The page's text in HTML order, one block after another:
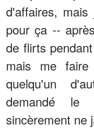
d'affaires,
pour ça --
de flirts
mais me
quelqu'un
demandé le
sincèrement ne